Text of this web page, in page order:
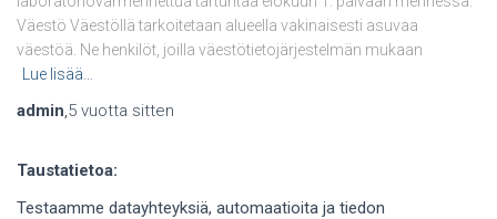
Väestö Väestöllä tarkoitetaan alueella vakinaisesti asuvaa
väestöä. Ne henkilöt, joilla väestötietojärjestelmän mukaan
Lue lisää…
admin,5 vuotta sitten
Taustatietoa:
Testaamme datayhteyksiä, automaatioita ja tiedon